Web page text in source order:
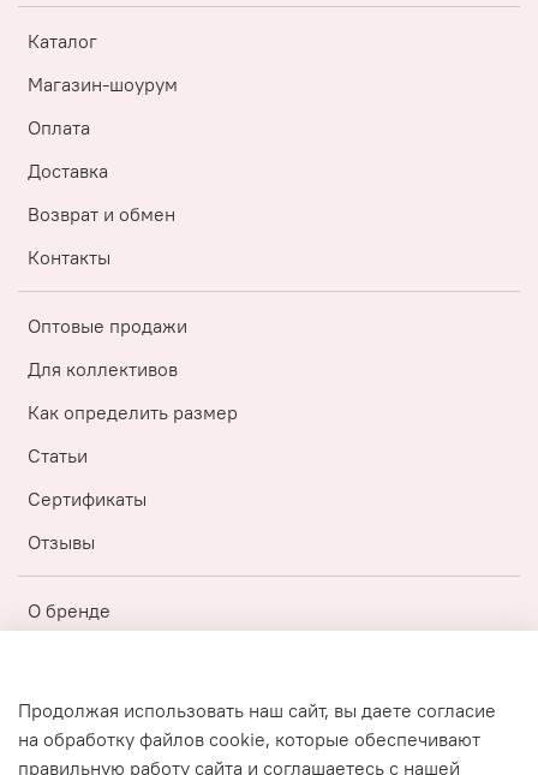
Каталог
Магазин-шоурум
Оплата
Доставка
Возврат и обмен
Контакты
Оптовые продажи
Для коллективов
Как определить размер
Статьи
Сертификаты
Отзывы
О бренде
Публичная оферта
Продолжая использовать наш сайт, вы даете согласие
на обработку файлов cookie, которые обеспечивают
правильную работу сайта и соглашаетесь с нашей